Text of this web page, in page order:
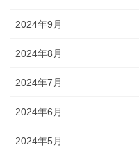
2024年9月
2024年8月
2024年7月
2024年6月
2024年5月